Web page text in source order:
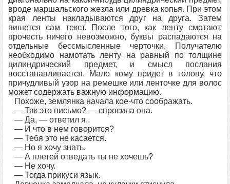
вроде маршальского жезла или древка копья. При этом
края ленты накладываются друг на друга. Затем
пишется сам текст. После того, как ленту смотают,
прочесть ничего невозможно, буквы распадаются на
отдельные бессмысленные черточки. Получателю
необходимо намотать ленту на равный по толщине
цилиндрический предмет, и смысл послания
восстанавливается. Мало кому придет в голову, что
причудливый узор на ремешке или ленточке для волос
может содержать важную информацию.
Похоже, землянка начала кое-что соображать.
— Так это письмо? — спросила она.
— Да, — ответил я.
— И что в нем говорится?
— Тебя это не касается.
— Но я хочу знать.
— А плетей отведать ты не хочешь?
— Не хочу.
— Тогда прикуси язык.